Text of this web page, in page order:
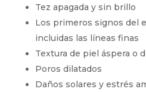
Tez apagada y sin brillo
Los primeros signos del
incluidas las líneas finas
Textura de piel áspera o
Poros dilatados
Daños solares y estrés